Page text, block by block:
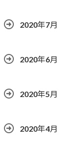
2020年7月
2020年6月
2020年5月
2020年4月